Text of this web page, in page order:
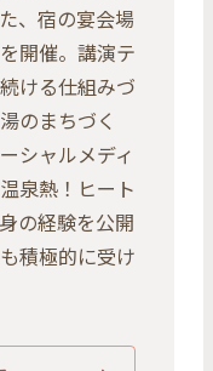
、宿の宴会場
開催。講演テ
ける仕組みづ
のまちづく
シャルメディ
泉熱！ヒート
の経験を公開
積極的に受け